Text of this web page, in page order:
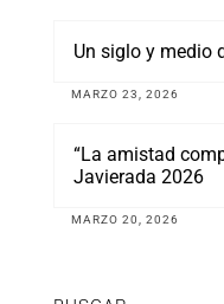
Un siglo y medio
MARZO 23, 2026
“La amistad
Javierada 2026
MARZO 20, 2026